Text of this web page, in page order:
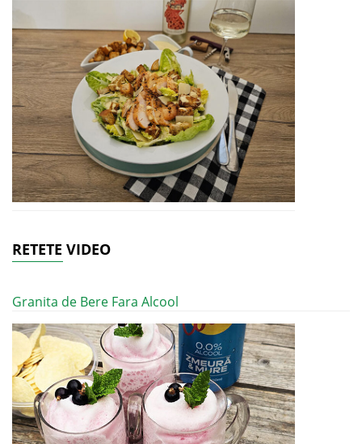
RETETE VIDEO
Granita de Bere Fara Alcool